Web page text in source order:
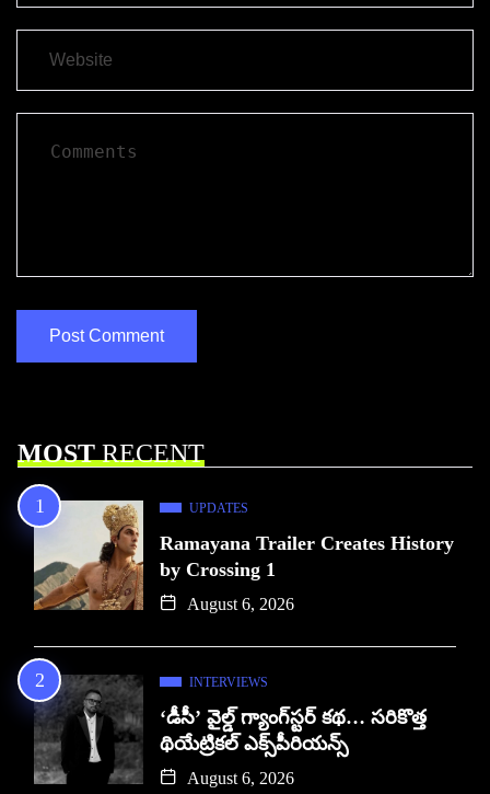
MOSTRECENT
UPDATES
Ramayana Trailer Creates History
by Crossing 1
August 6, 2026
INTERVIEWS
‘డీసీ’ వైల్డ్ గ్యాంగ్‌స్టర్ కథ… సరికొత్త
థియేట్రికల్ ఎక్స్‌పీరియన్స్
August 6, 2026